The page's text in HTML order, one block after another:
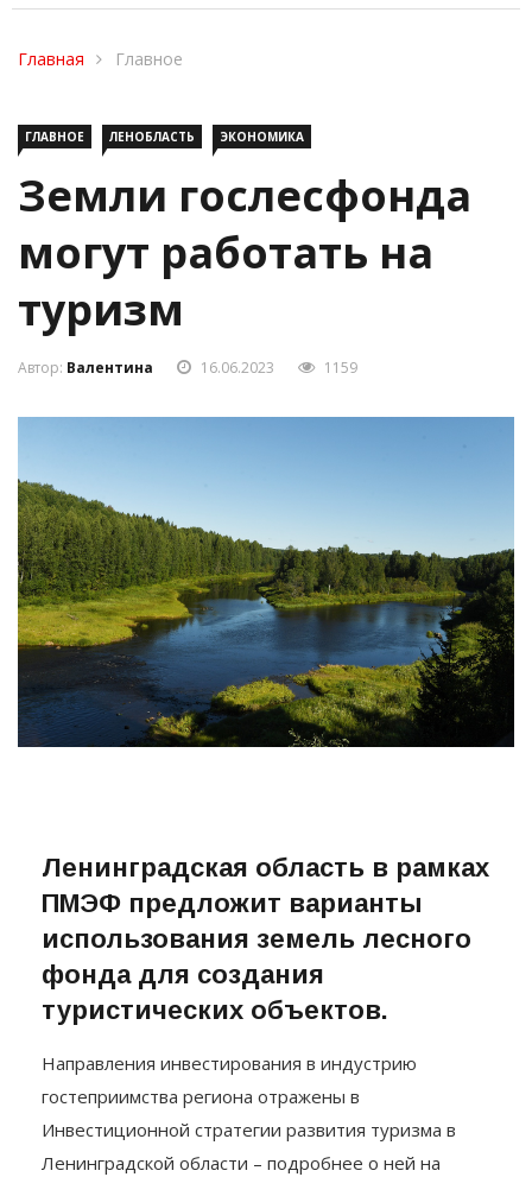
Главная Главное
ГЛАВНОЕ ЛЕНОБЛАСТЬ ЭКОНОМИКА
Земли гослесфонда
могут работать на
туризм
Автор: Валентина 16.06.2023 1159
Ленинградская область в рамках
ПМЭФ предложит варианты
использования земель лесного
фонда для создания
туристических объектов.
Направления инвестирования в индустрию
гостеприимства региона отражены в
Инвестиционной стратегии развития туризма в
Ленинградской области – подробнее о ней на